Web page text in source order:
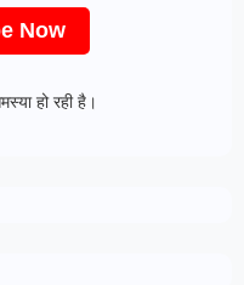
Now
हो रही है।